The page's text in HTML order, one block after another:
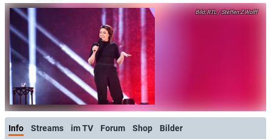
RTL / Steffen Z Wolff
Info Streams im TV Forum Shop Bilder